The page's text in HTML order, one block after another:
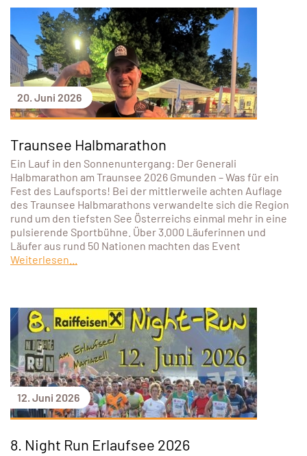
20. Juni 2026
Traunsee Halbmarathon
Ein Lauf in den Sonnenuntergang: Der Generali
Halbmarathon am Traunsee 2026 Gmunden – Was für ein
Fest des Laufsports! Bei der mittlerweile achten Auflage
des Traunsee Halbmarathons verwandelte sich die Region
rund um den tiefsten See Österreichs einmal mehr in eine
pulsierende Sportbühne. Über 3.000 Läuferinnen und
Läufer aus rund 50 Nationen machten das Event
Weiterlesen...
12. Juni 2026
8. Night Run Erlaufsee 2026